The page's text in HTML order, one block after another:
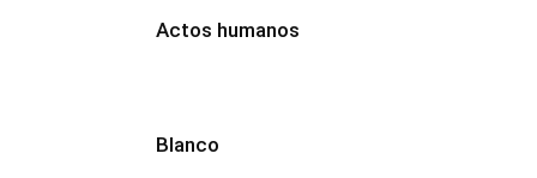
Actos humanos
Blanco